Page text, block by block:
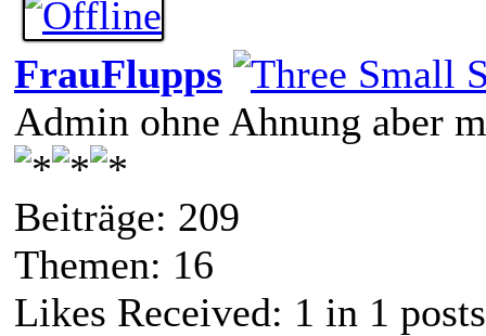
FrauFlupps
Admin ohne Ahnung aber
Beiträge: 209
Themen: 16
Likes Received: 1 in 1 posts